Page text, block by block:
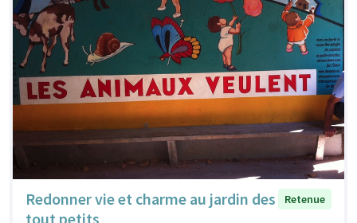
Redonner vie et charme au jardin des
tout petits
Retenue